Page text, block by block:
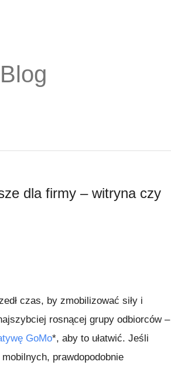
dla firmy – witryna czy
czas, by zmobilizować siły i
rosnącej grupy odbiorców –
GoMo*, aby to ułatwić. Jeśli
prawdopodobnie